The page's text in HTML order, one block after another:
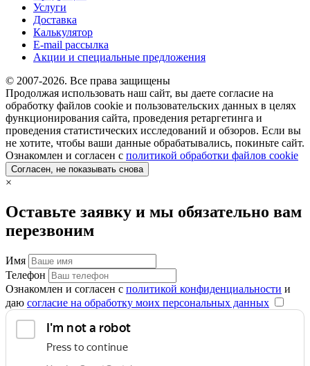
Услуги
Доставка
Калькулятор
E-mail рассылка
Акции и специальные предложения
© 2007-2026. Все права защищены
Продолжая использовать наш сайт, вы даете согласие на
обработку файлов cookie и пользовательских данных в целях
функционирования сайта, проведения ретаргетинга и
проведения статистических исследований и обзоров. Если вы
не хотите, чтобы ваши данные обрабатывались, покиньте сайт.
Ознакомлен и согласен с политикой обработки файлов cookie
Согласен, не показывать снова
×
Оставьте заявку и мы обязательно вам
перезвоним
Имя
Телефон
Ознакомлен и согласен с политикой конфиденциальности и
даю согласие на обработку моих персональных данных